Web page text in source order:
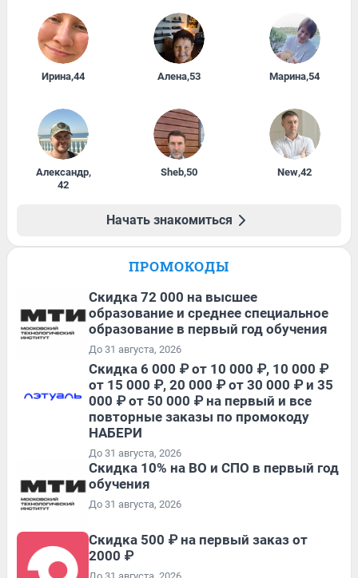
Ирина,44 Алена,53 Марина,54
Александр,
42
Sheb,50 New,42
Начать знакомиться
ПРОМОКОДЫ
Скидка 72 000 на высшее
образование и среднее специальное
образование в первый год обучения
До 31 августа, 2026
Скидка 6 000 ₽ от 10 000 ₽, 10 000 ₽
от 15 000 ₽, 20 000 ₽ от 30 000 ₽ и 35
000 ₽ от 50 000 ₽ на первый и все
повторные заказы по промокоду
НАБЕРИ
До 31 августа, 2026
Скидка 10% на ВО и СПО в первый год
обучения
До 31 августа, 2026
Скидка 500 ₽ на первый заказ от
2000 ₽